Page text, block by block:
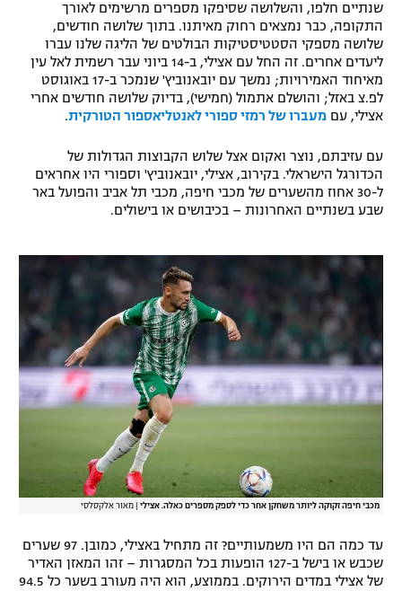
מדיניות פרטיות
תקנון פעילות ספורט 1
הצטרפות לחבילת הערוצים
תגיות
המגזין
אומנויות לחימה
גיימינג E-Sports
שנתיים חלפו, והשלושה שסיפקו מספרים מרשימים לאורך
התקופה, כבר נמצאים רחוק מאיתנו. בתוך שלושה חודשים,
שלושה מספקי הסטטיסטיקות הבולטים של הליגה שלנו עברו
ליעדים אחרים. זה החל עם אצילי, ב-14 ביוני עבר רשמית לאל עין
מאיחוד האמירויות; נמשך עם יובאנוביץ' שנמכר ב-17 באוגוסט
לפ.צ באזל; והושלם אתמול (חמישי), בדיוק שלושה חודשים אחרי
אצילי, עם מעברו של רמזי ספורי לאנטליאספור הטורקית.
עם עזיבתם, נוצר ואקום אצל שלוש הקבוצות הגדולות של
הכדורגל הישראלי. בקירוב, אצילי, יובאנוביץ' וספורי היו אחראים
ל-30 אחוז מהשערים של מכבי חיפה, מכבי תל אביב והפועל באר
שבע בשנתיים האחרונות – בכיבושים או בישולים.
מכבי חיפה זקוקה ליותר משחקן אחר כדי לספק מספרים כאלה. אצילי מאור אלקסלסי
עד כמה הם היו משמעותיים? זה מתחיל באצילי, כמובן. 97 שערים
שכבש או בישל ב-127 הופעות בכל המסגרות – זהו המאזן האדיר
של אצילי במדים הירוקים. בממוצע, הוא היה מעורב בשער כל 94.5